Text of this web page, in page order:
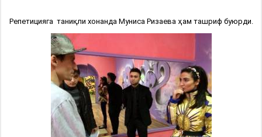
Репетицияга таниқли хонанда Муниса Ризаева ҳам ташриф буюрди.